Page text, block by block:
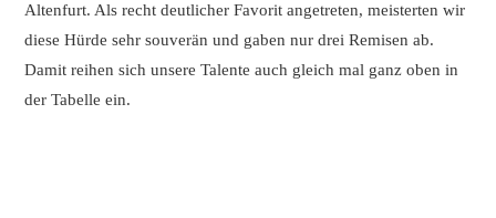
Altenfurt. Als recht deutlicher Favorit angetreten, meisterten wir
diese Hürde sehr souverän und gaben nur drei Remisen ab.
Damit reihen sich unsere Talente auch gleich mal ganz oben in
der Tabelle ein.